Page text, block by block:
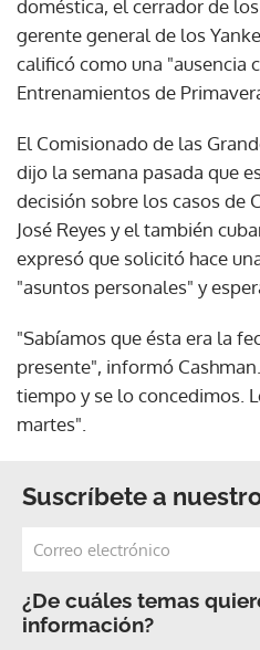
doméstica, el cerrador de
gerente general de los
calificó como una "ausencia
Entrenamientos de
El Comisionado de las
dijo la semana pasada que
decisión sobre los casos de
José Reyes y el también
expresó que solicitó hace
"asuntos personales" y
"Sabíamos que ésta era la
presente", informó
tiempo y se lo concedimos.
martes".
Suscríbete a
¿De cuáles temas
información?